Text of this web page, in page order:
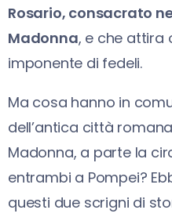
Rosario, consacrato
Madonna, e che attira
imponente di fedeli.
Ma cosa hanno in
dell’antica città
Madonna, a parte la
entrambi a Pompei?
questi due scrigni di